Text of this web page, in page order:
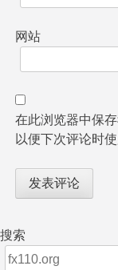
网站
在此浏览器中保
以便下次评论时使
搜索